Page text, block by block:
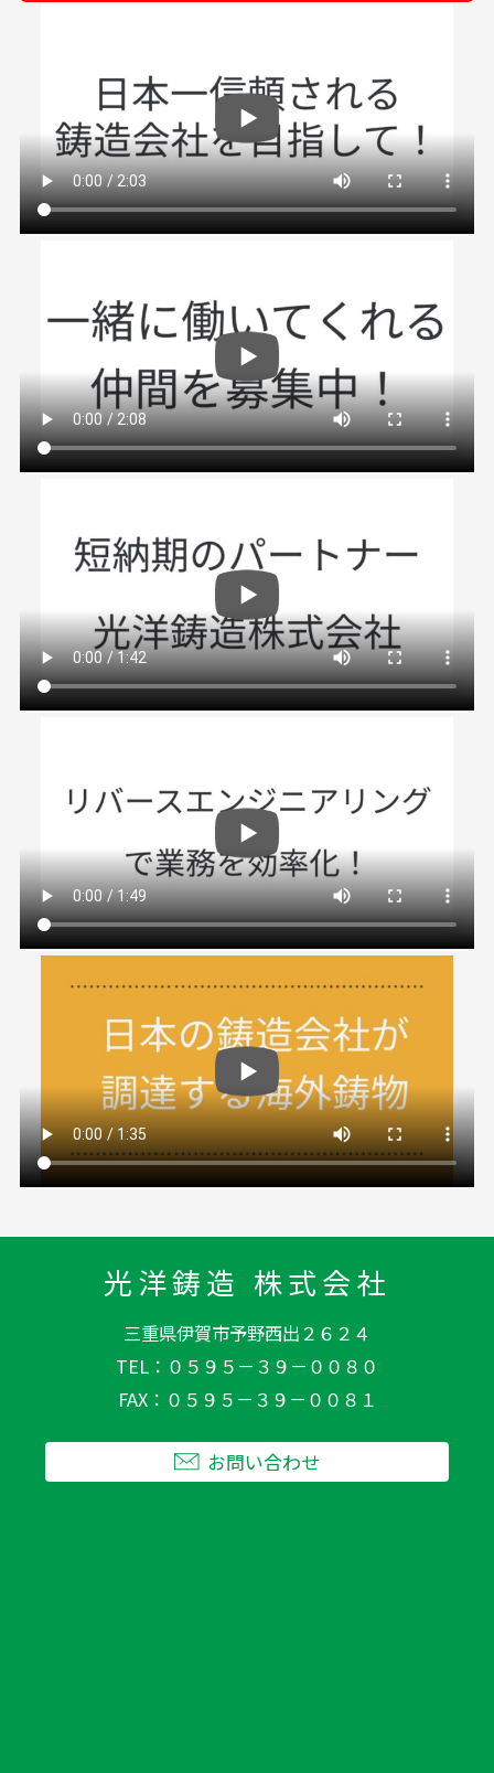
光洋鋳造 株式会社
三重県伊賀市予野西出２６２４
TEL
０５９５－３９－００８０
FAX
０５９５－３９－００８１
お問い合わせ